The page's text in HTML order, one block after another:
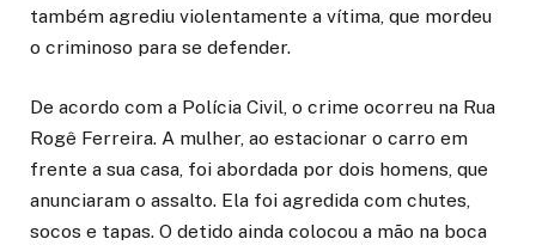
também agrediu violentamente a vítima, que mordeu
o criminoso para se defender.
De acordo com a Polícia Civil, o crime ocorreu na Rua
Rogê Ferreira. A mulher, ao estacionar o carro em
frente a sua casa, foi abordada por dois homens, que
anunciaram o assalto. Ela foi agredida com chutes,
socos e tapas. O detido ainda colocou a mão na boca